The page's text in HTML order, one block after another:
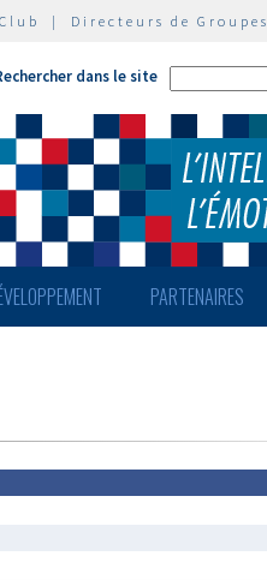
| Directeurs de Groupes
dans le site
PARTENAIRES